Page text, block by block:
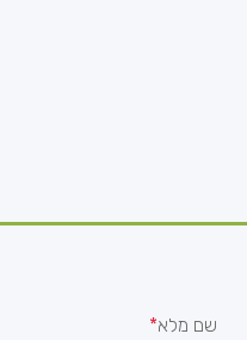
שם מלא